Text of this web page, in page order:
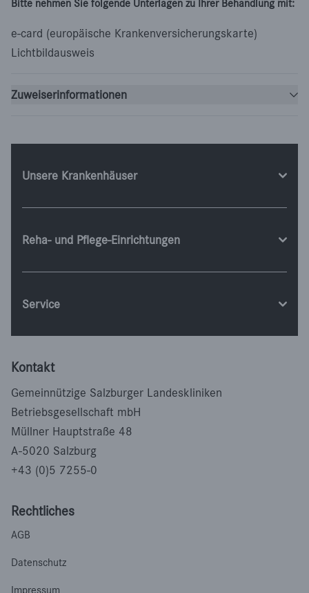
Bitte nehmen Sie folgende Unterlagen zu Ihrer Behandlung mit:
e-card (europäische Krankenversicherungskarte)
Lichtbildausweis
Zuweiserinformationen
Unsere Krankenhäuser
Reha- und Pflege-Einrichtungen
Service
Kontakt
Gemeinnützige Salzburger Landeskliniken
Betriebsgesellschaft mbH
Müllner Hauptstraße 48
A-5020 Salzburg
+43 (0)5 7255-0
Rechtliches
AGB
Datenschutz
Impressum